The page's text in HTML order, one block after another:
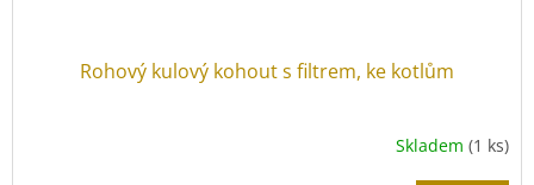
Rohový kulový kohout s filtrem, ke kotlům
Skladem (1 ks)